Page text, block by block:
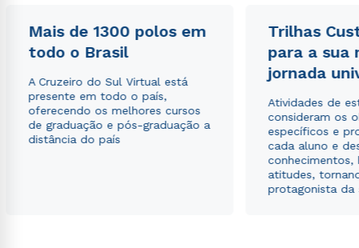
Mais de 1300 polos em
todo o Brasil
A Cruzeiro do Sul Virtual está
presente em todo o país,
oferecendo os melhores cursos
de graduação e pós-graduação a
distância do país
Trilhas
para a sua
jornada
Atividades de
consideram os
específicos e
cada aluno e
conhecimentos,
atitudes,
protagonista da